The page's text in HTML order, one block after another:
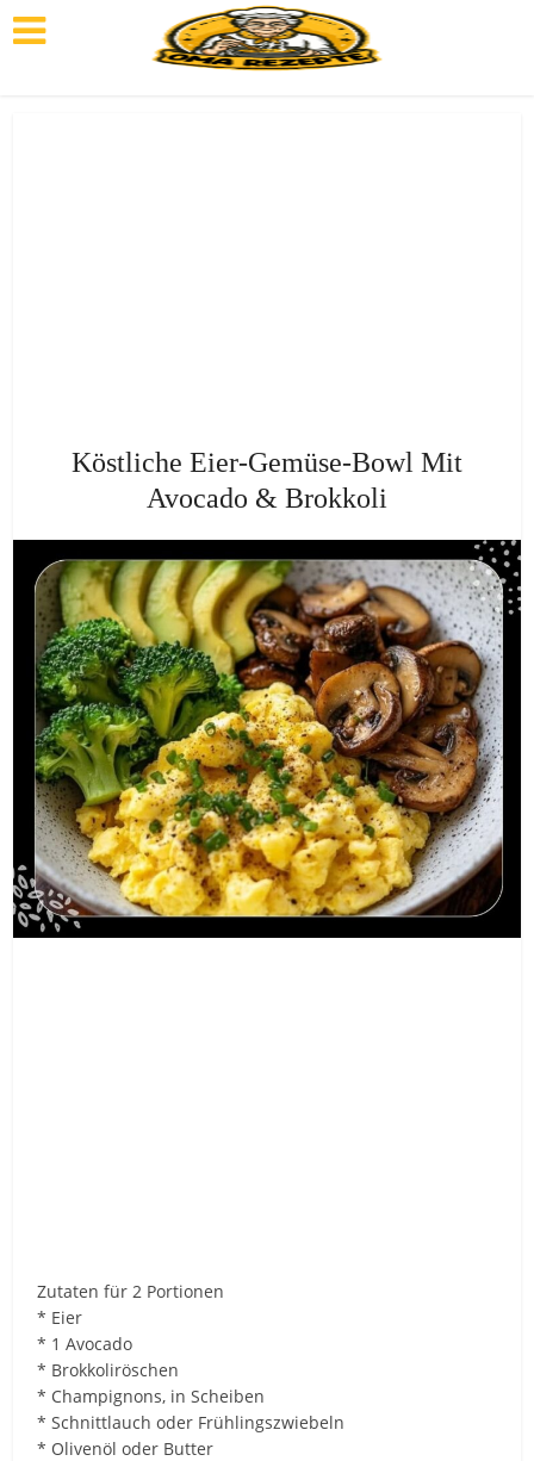
Köstliche Eier-Gemüse-Bowl Mit
Avocado & Brokkoli
Zutaten für 2 Portionen
* Eier
* 1 Avocado
* Brokkoliröschen
* Champignons, in Scheiben
* Schnittlauch oder Frühlingszwiebeln
* Olivenöl oder Butter